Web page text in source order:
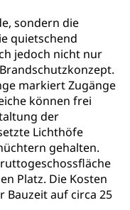
sondern die
quietschend
jedoch nicht nur
markiert Zugänge
können frei
der
Lichthöfe
gehalten.
Platz. Die Kosten
Bauzeit auf circa 25